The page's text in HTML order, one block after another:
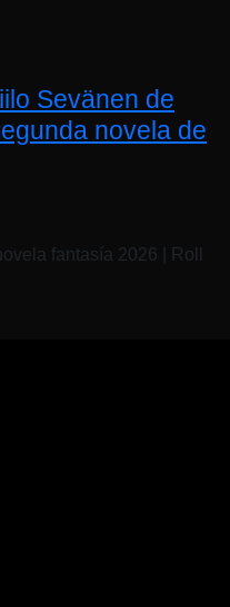
Sevänen de
novela de
fantasía 2026 | Roll